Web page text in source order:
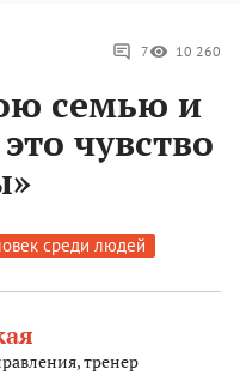
7 10 260
семью и
чувство
среди людей
тренер